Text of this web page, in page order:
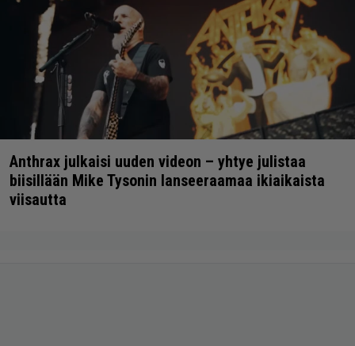
Anthrax julkaisi uuden videon – yhtye julistaa
biisillään Mike Tysonin lanseeraamaa ikiaikaista
viisautta